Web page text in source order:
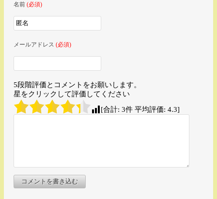
名前 (必須)
メールアドレス (必須)
5段階評価とコメントをお願いします。
星をクリックして評価してください
[合計: 3件 平均評価: 4.3]
コメントを書き込む